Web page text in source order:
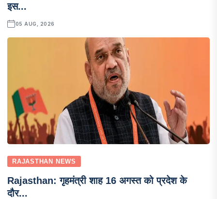
इस...
05 AUG, 2026
RAJASTHAN NEWS
Rajasthan: गृहमंत्री शाह 16 अगस्त को प्रदेश के
दौर...